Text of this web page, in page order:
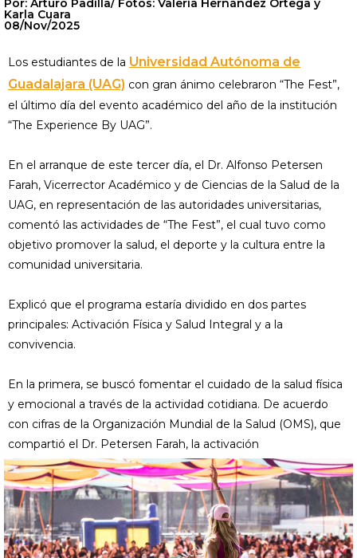
Por: Arturo Padilla/ Fotos: Valeria Hernández Ortega y
Karla Cuara
08/Nov/2025
Los estudiantes de la Universidad Autónoma de
Guadalajara (UAG) con gran ánimo celebraron “The Fest”,
el último día del evento académico del año de la institución
“The Experience By UAG”.
En el arranque de este tercer día, el Dr. Alfonso Petersen
Farah, Vicerrector Académico y de Ciencias de la Salud de la
UAG, en representación de las autoridades universitarias,
comentó las actividades de “The Fest”, el cual tuvo como
objetivo promover la salud, el deporte y la cultura entre la
comunidad universitaria.
Explicó que el programa estaría dividido en dos partes
principales: Activación Física y Salud Integral y a la
convivencia.
En la primera, se buscó fomentar el cuidado de la salud física
y emocional a través de la actividad cotidiana. De acuerdo
con cifras de la Organización Mundial de la Salud (OMS), que
compartió el Dr. Petersen Farah, la activación